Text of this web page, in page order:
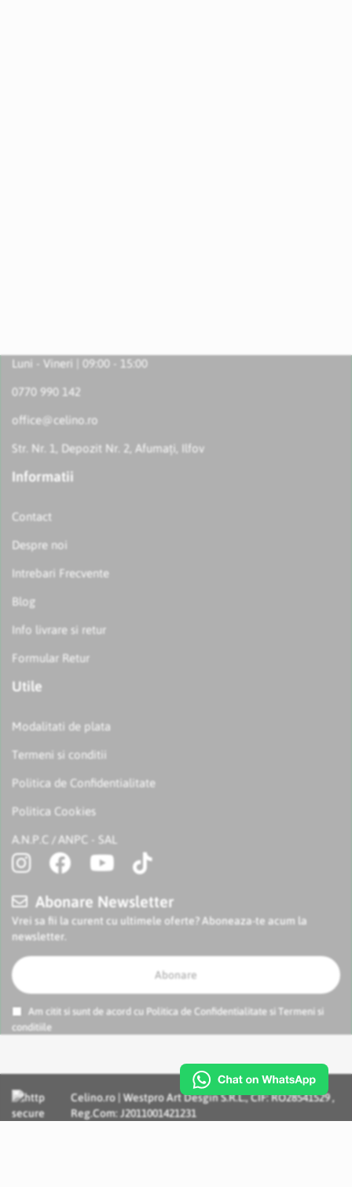
Luni - Vineri | 09:00 - 15:00
0770 990 142
office@celino.ro
Str. Nr. 1, Depozit Nr. 2, Afumați, Ilfov
Informatii
Contact
Despre noi
Intrebari Frecvente
Blog
Info livrare si retur
Formular Retur
Utile
Modalitati de plata
Termeni si conditii
Politica de Confidentialitate
Politica Cookies
A.N.P.C / ANPC - SAL
Abonare Newsletter
Vrei sa fii la curent cu ultimele oferte? Aboneaza-te acum la
newsletter.
Abonare
Am citit si sunt de acord cu Politica de Confidentialitate si
Termeni si
conditiile
Celino.ro | Westpro Art Desgin S.R.L., CIF: RO28541529 ,
Reg.Com: J2011001421231